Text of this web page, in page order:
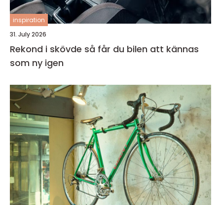
inspiration
31. July 2026
Rekond i skövde så får du bilen att kännas
som ny igen